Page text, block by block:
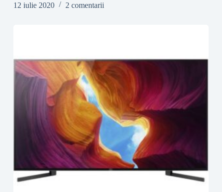
12 iulie 2020
2 comentarii